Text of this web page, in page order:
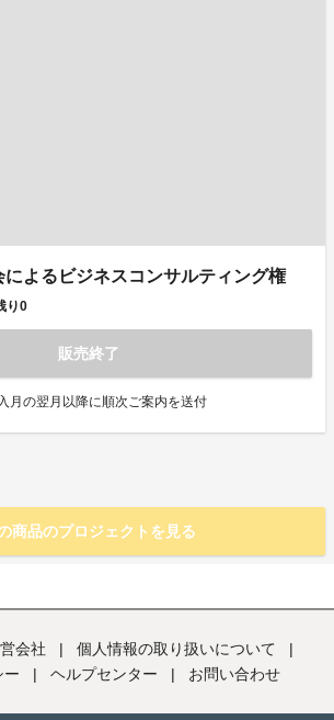
よるビジネスコンサルティング権
り0
販売終了
月の翌月以降に順次ご案内を送付
商品のプロジェクトを見る
会社 | 個人情報の取り扱いについて
|
ー
| ヘルプセンター | お問い合わせ